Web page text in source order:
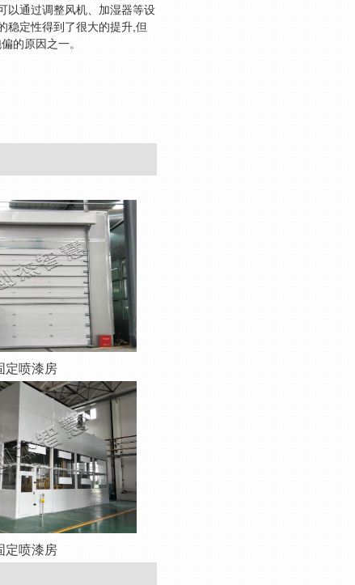
以通过调整风机、加湿器等设
稳定性得到了很大的提升,但
的原因之一。
定喷漆房
定喷漆房